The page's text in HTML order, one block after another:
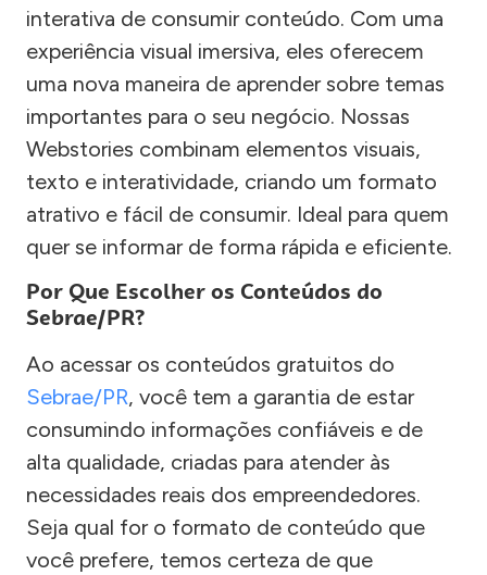
interativa de consumir conteúdo. Com uma
experiência visual imersiva, eles oferecem
uma nova maneira de aprender sobre temas
importantes para o seu negócio. Nossas
Webstories combinam elementos visuais,
texto e interatividade, criando um formato
atrativo e fácil de consumir. Ideal para quem
quer se informar de forma rápida e eficiente.
Por Que Escolher os Conteúdos do
Sebrae/PR?
Ao acessar os conteúdos gratuitos do
Sebrae/PR, você tem a garantia de estar
consumindo informações confiáveis e de
alta qualidade, criadas para atender às
necessidades reais dos empreendedores.
Seja qual for o formato de conteúdo que
você prefere, temos certeza de que